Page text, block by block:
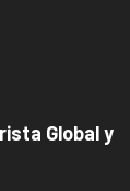
Global y